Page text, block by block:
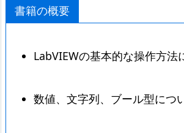
書籍の概要
LabVIEWの基本的な操作方法
数値、文字列、ブール型につ